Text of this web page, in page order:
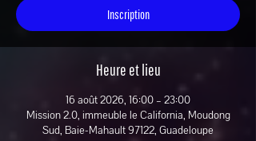
Inscription
Heure et lieu
16 août 2026, 16:00 – 23:00
Mission 2.0, immeuble le California, Moudong
Sud, Baie-Mahault 97122, Guadeloupe